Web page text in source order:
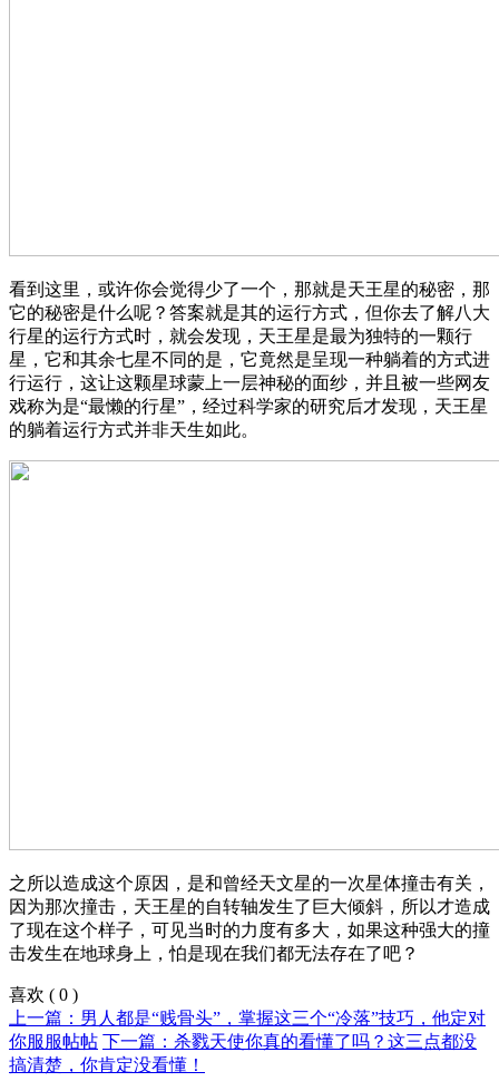
看到这里，或许你会觉得少了一个，那就是天王星的秘密，那
它的秘密是什么呢？答案就是其的运行方式，但你去了解八大
行星的运行方式时，就会发现，天王星是最为独特的一颗行
星，它和其余七星不同的是，它竟然是呈现一种躺着的方式进
行运行，这让这颗星球蒙上一层神秘的面纱，并且被一些网友
戏称为是“最懒的行星”，经过科学家的研究后才发现，天王星
的躺着运行方式并非天生如此。
之所以造成这个原因，是和曾经天文星的一次星体撞击有关，
因为那次撞击，天王星的自转轴发生了巨大倾斜，所以才造成
了现在这个样子，可见当时的力度有多大，如果这种强大的撞
击发生在地球身上，怕是现在我们都无法存在了吧？
喜欢 ( 0 )
上一篇：男人都是“贱骨头”，掌握这三个“冷落”技巧，他定对
你服服帖帖 下一篇：杀戮天使你真的看懂了吗？这三点都没
搞清楚，你肯定没看懂！